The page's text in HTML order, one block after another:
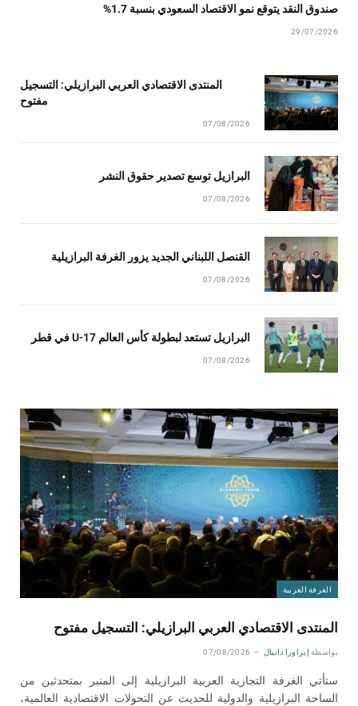
صندوق النقد يتوقع نمو الاقتصاد السعودي بنسبة 1.7%
29/07/2026
المنتدى الاقتصادي العربي البرازيلي: التسجيل
مفتوح
07/08/2026
البرازيل توسع تصدير حقوق النشر
07/08/2026
القنصل اللبناني الجديد يزور الغرفة البرازيلية
07/08/2026
البرازيل تستعد لبطولة كأس العالم U-17 في قطر
07/08/2026
الغرفة العربية
المنتدى الاقتصادي العربي البرازيلي: التسجيل مفتوح
بواسطة إيزاورا دانيال 07/08/2026
ستأتي الغرفة التجارية العربية البرازيلية إلى المنبر بمتحدثين من
الساحة البرازيلية والدولية للحديث عن التحولات الاقتصادية العالمية،